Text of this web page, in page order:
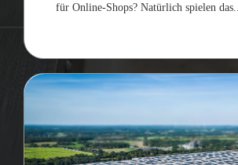
für Online-Shops? Natürlich spielen das...